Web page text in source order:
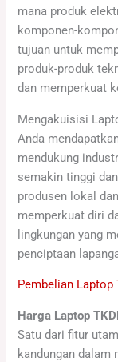
mana produk
komponen-
tujuan untuk
produk-produk
dan memperkuat
Mengakuisisi
Anda
mendukung
semakin tinggi
produsen lokal
memperkuat diri
lingkungan yang
penciptaan
Pembelian Laptop
Harga Laptop
Satu dari fitur
kandungan dalam